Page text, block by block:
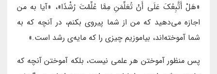
«هَلْ أَتَّبِعُكَ عَلَى أَنْ تُعَلِّمَنِ مِمَّا عُلِّمْتَ رُشْدًا»، «آیا به من
اجازه می‌دهید که من از شما پیروی بکنم، در آنچه که به
شما آموخته‌اند، بیاموزیم چیزی را که مایه‌ی رشد است.»
پس منظور آموختن هر علمی نیست، بلکه آموختن آنچه که